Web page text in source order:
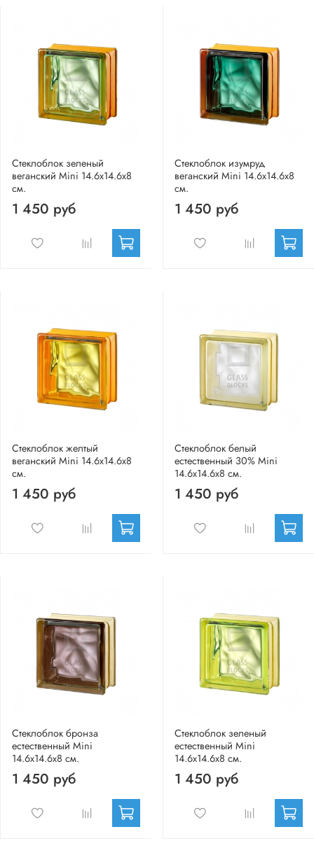
Стеклоблок зеленый
веганский Mini 14.6x14.6x8
см.
1 450 руб
Стеклоблок изумруд
веганский Mini 14.6x14.6x8
см.
1 450 руб
Стеклоблок желтый
веганский Mini 14.6x14.6x8
см.
1 450 руб
Стеклоблок белый
естественный 30% Mini
14.6x14.6x8 см.
1 450 руб
Стеклоблок бронза
естественный Mini
14.6x14.6x8 см.
1 450 руб
Стеклоблок зеленый
естественный Mini
14.6x14.6x8 см.
1 450 руб